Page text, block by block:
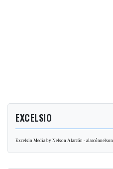
EXCELSIO
Excelsio Media by Nelson Alarcón - alarcónnelson